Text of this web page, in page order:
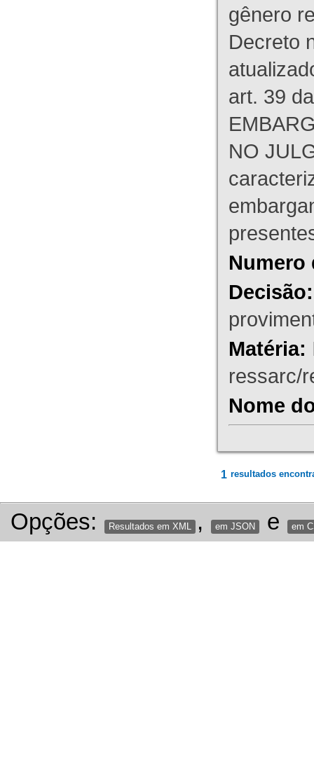
gênero
Decreto
art. 39
NO
Numero
Decisão:
Matéria:
ressarc/
Nome
1 resultados
Opções: Resultados em XML , em JSON e em